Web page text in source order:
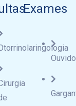
Exames
Ouvido